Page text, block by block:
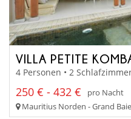
VILLA PETITE
4 Personen • 2
250 € - 432 €
pro Nacht
Mauritius Norden - Grand Baie